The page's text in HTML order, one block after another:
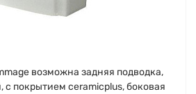
возможна задняя подводка,
с покрытием ceramicplus, боковая